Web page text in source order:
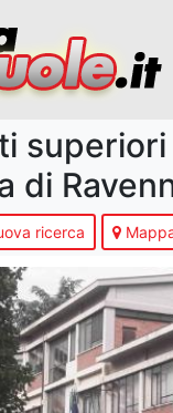
superiori
di
ricerca